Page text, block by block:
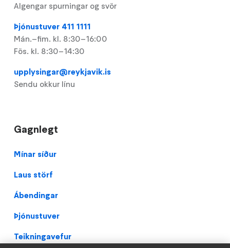
Algengar spurningar og svör
Þjónustuver 411 1111
Mán.–fim. kl. 8:30–16:00
Fös. kl. 8:30–14:30
upplysingar@reykjavik.is
Sendu okkur línu
Gagnlegt
Footer
Mínar síður
Laus störf
Ábendingar
Þjónustuver
Teikningavefur